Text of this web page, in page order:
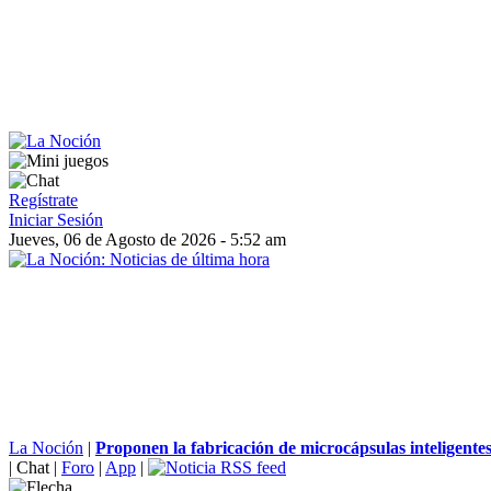
Regístrate
Iniciar Sesión
Jueves, 06 de Agosto de 2026 - 5:52 am
La Noción | Proponen la fabricación de microcápsulas
| Chat | Foro | App |